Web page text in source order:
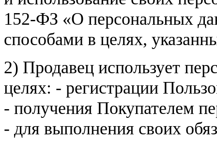
152-ФЗ «О персональных
способами в целях,
2) Продавец использует
целях: - регистрации
- получения Покупателем
- для выполнения своих